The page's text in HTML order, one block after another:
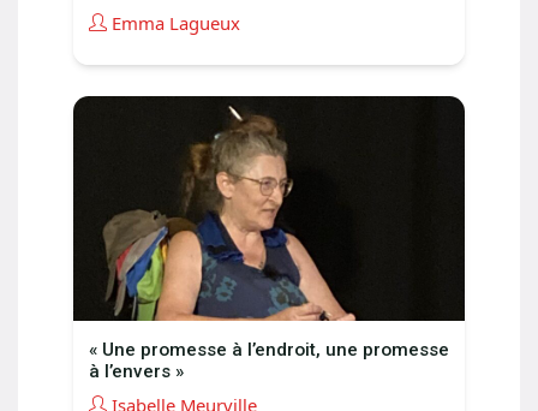
Emma Lagueux
« Une promesse à l’endroit, une promesse
à l’envers »
Isabelle Meurville